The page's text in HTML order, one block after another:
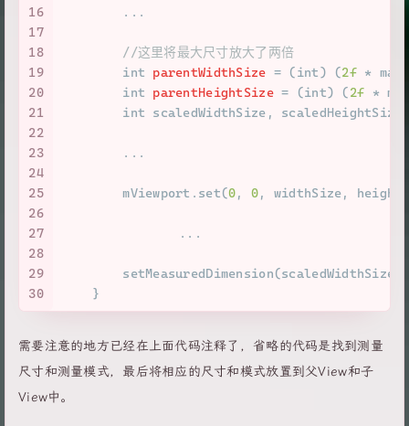
16
17
18
19
20
21
22
23
24
25
26
27
28
29
30
        ...
//这里将最大尺寸放大了两倍
int parentWidthSize = (int) (2f *
int parentHeightSize = (int) (2f *
int scaledWidthSize, scaledHeightSize;
        ...
        mViewport.set(
0, 0, widthSize,
		...
setMeasuredDimension(scaledWidthSize,
    }
需要注意的地方已经在上面代码注释了，省略的代码是找到测量
尺寸和测量模式，最后将相应的尺寸和模式放置到父View和子
View中。